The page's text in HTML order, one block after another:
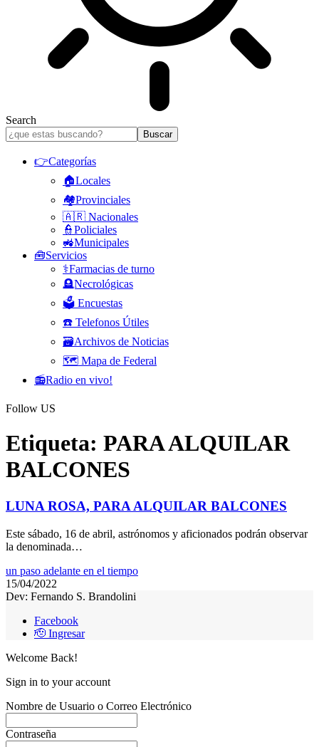
Search
👉Categorías
🏠Locales
🏘️Provinciales
🇦🇷 Nacionales
👮Policiales
🚜Municipales
🧰Servicios
⚕️Farmacias de turno
🪦Necrológicas
🗳️ Encuestas
☎️ Telefonos Útiles
🗃️Archivos de Noticias
🗺️ Mapa de Federal
📻Radio en vivo!
Follow US
Etiqueta: PARA ALQUILAR
BALCONES
LUNA ROSA, PARA ALQUILAR BALCONES
Este sábado, 16 de abril, astrónomos y aficionados podrán observar
la denominada…
un paso adelante en el tiempo
15/04/2022
Dev: Fernando S. Brandolini
Facebook
🫡 Ingresar
Welcome Back!
Sign in to your account
Nombre de Usuario o Correo Electrónico
Contraseña